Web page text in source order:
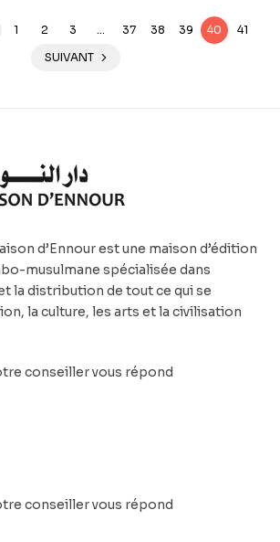
1 2 3 … 37 38 39 40
41
SUIVANT
d’Ennour est une maison d’édition
musulmane spécialisée dans
la distribution de tout ce qui se
la culture, les arts et la civilisation
conseiller vous répond
conseiller vous répond